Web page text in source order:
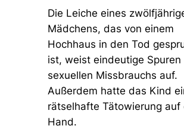
Die Leiche eines
Mädchens, das von einem
Hochhaus in den Tod
ist, weist eindeutige Spuren
sexuellen Missbrauchs auf.
Außerdem hatte das Kind
rätselhafte Tätowierung auf
Hand.